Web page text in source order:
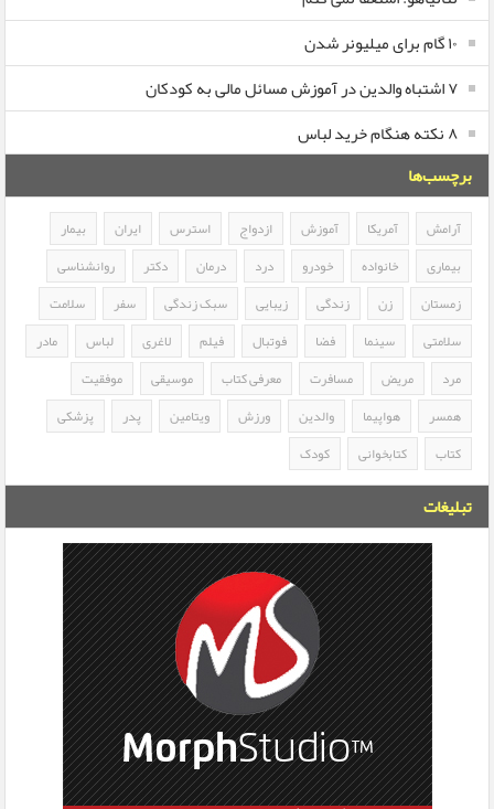
۱۰ گام برای میلیونر شدن
۷ اشتباه والدین در آموزش مسائل مالی به کودکان
۸ نکته هنگام خرید لباس
برچسب‌ها
آرامش آمریکا آموزش ازدواج استرس ایران
بیمار
بیماری
خانواده خودرو درد درمان دکتر
روانشناسی
زمستان
زن زندگی زیبایی سبک زندگی سفر
سلامت
سلامتی
سینما فضا فوتبال فیلم لاغری لباس
مادر
مرد
مریض مسافرت معرفی کتاب موسیقی
موفقیت
همسر
هواپیما والدین ورزش ویتامین پدر
پزشکی
کتاب
کتابخوانی کودک
تبلیغات